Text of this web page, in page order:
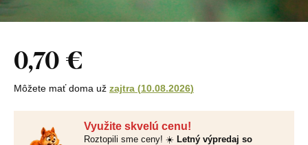
Využite skvelú cenu!
Roztopili sme ceny! ☀️ Letný výpredaj so
0,70 €
Môžete mať doma už zajtra (10.08.2026)